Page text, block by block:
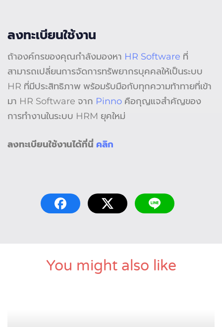
ลงทะเบียนใช้งาน
ถ้าองค์กรของคุณกำลังมองหา HR Software ที่
สามารถเปลี่ยนการจัดการทรัพยากรบุคคลให้เป็นระบบ
HR ที่มีประสิทธิภาพ พร้อมรับมือกับทุกความท้าทายที่เข้า
มา HR Software จาก Pinno คือกุญแจสำคัญของ
การทำงานในระบบ HRM ยุคใหม่
ลงทะเบียนใช้งานได้ที่นี่ คลิก
You might also like